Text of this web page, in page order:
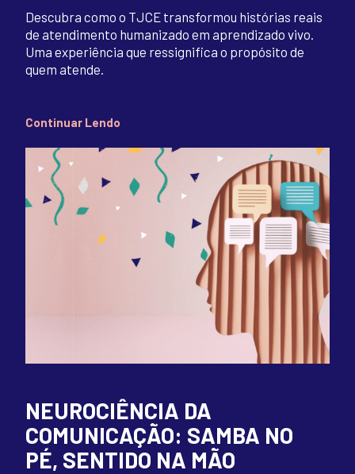
Descubra como o TJCE transformou histórias reais
de atendimento humanizado em aprendizado vivo.
Uma experiência que ressignifica o propósito de
quem atende.
Continuar Lendo
NEUROCIÊNCIA DA
COMUNICAÇÃO: SAMBA NO
PÉ, SENTIDO NA MÃO